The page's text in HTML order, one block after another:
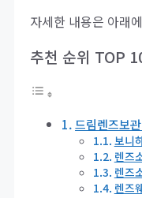
자세한 내용은 아래
추천 순위 TOP
드림렌즈보
보니
렌즈
렌즈
렌즈